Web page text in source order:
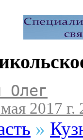
Олег
2017 г.
»